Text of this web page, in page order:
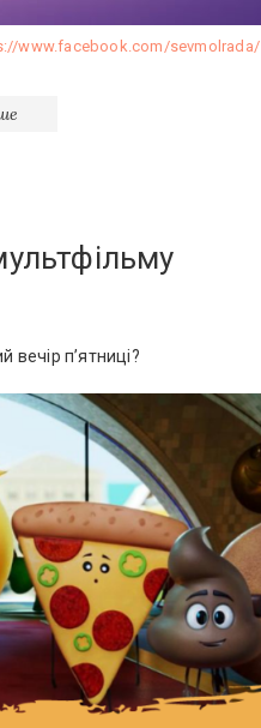
www.facebook.com/sevmolrada/
вечір п’ятниці?